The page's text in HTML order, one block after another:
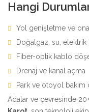
Hangi
Yol genişletme ve
Doğalgaz, su, elektrik
Fiber-optik kablo
Drenaj ve kanal açma
Park ve otoyol bakım
Adalar ve çevresinde